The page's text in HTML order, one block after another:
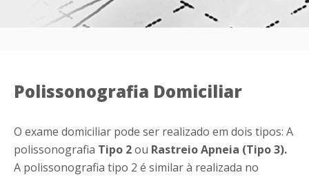
Polissonografia Domiciliar
O exame domiciliar pode ser realizado em dois tipos: A
polissonografia Tipo 2ou Rastreio Apneia (Tipo 3).
A polissonografia tipo 2 é similar à realizada no